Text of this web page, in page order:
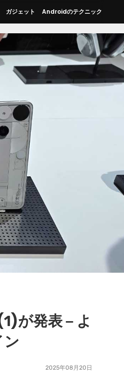
ガジェット Androidのテクニック
が発表 – よ
2025年08月20日